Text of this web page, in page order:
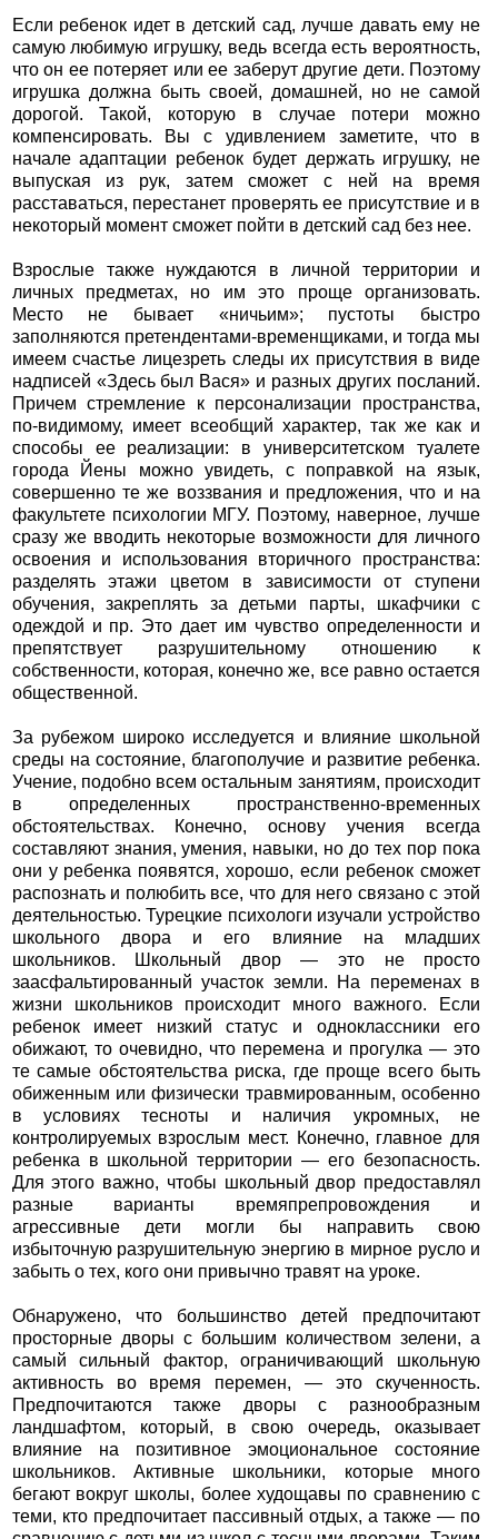
Если ребенок идет в детский сад, лучше давать ему не
самую любимую игрушку, ведь всегда есть вероятность,
что он ее потеряет или ее заберут другие дети. Поэтому
игрушка должна быть своей, домашней, но не самой
дорогой. Такой, которую в случае потери можно
компенсировать. Вы с удивлением заметите, что в
начале адаптации ребенок будет держать игрушку, не
выпуская из рук, затем сможет с ней на время
расставаться, перестанет проверять ее присутствие и в
некоторый момент сможет пойти в детский сад без нее.
Взрослые также нуждаются в личной территории и
личных предметах, но им это проще организовать.
Место не бывает «ничьим»; пустоты быстро
заполняются претендентами-временщиками, и тогда мы
имеем счастье лицезреть следы их присутствия в виде
надписей «Здесь был Вася» и разных других посланий.
Причем стремление к персонализации пространства,
по-видимому, имеет всеобщий характер, так же как и
способы ее реализации: в университетском туалете
города Йены можно увидеть, с поправкой на язык,
совершенно те же воззвания и предложения, что и на
факультете психологии МГУ. Поэтому, наверное, лучше
сразу же вводить некоторые возможности для личного
освоения и использования вторичного пространства:
разделять этажи цветом в зависимости от ступени
обучения, закреплять за детьми парты, шкафчики с
одеждой и пр. Это дает им чувство определенности и
препятствует разрушительному отношению к
собственности, которая, конечно же, все равно остается
общественной.
За рубежом широко исследуется и влияние школьной
среды на состояние, благополучие и развитие ребенка.
Учение, подобно всем остальным занятиям, происходит
в определенных пространственно-временных
обстоятельствах. Конечно, основу учения всегда
составляют знания, умения, навыки, но до тех пор пока
они у ребенка появятся, хорошо, если ребенок сможет
распознать и полюбить все, что для него связано с этой
деятельностью. Турецкие психологи изучали устройство
школьного двора и его влияние на младших
школьников. Школьный двор — это не просто
заасфальтированный участок земли. На переменах в
жизни школьников происходит много важного. Если
ребенок имеет низкий статус и одноклассники его
обижают, то очевидно, что перемена и прогулка — это
те самые обстоятельства риска, где проще всего быть
обиженным или физически травмированным, особенно
в условиях тесноты и наличия укромных, не
контролируемых взрослым мест. Конечно, главное для
ребенка в школьной территории — его безопасность.
Для этого важно, чтобы школьный двор предоставлял
разные варианты времяпрепровождения и
агрессивные дети могли бы направить свою
избыточную разрушительную энергию в мирное русло и
забыть о тех, кого они привычно травят на уроке.
Обнаружено, что большинство детей предпочитают
просторные дворы с большим количеством зелени, а
самый сильный фактор, ограничивающий школьную
активность во время перемен, — это скученность.
Предпочитаются также дворы с разнообразным
ландшафтом, который, в свою очередь, оказывает
влияние на позитивное эмоциональное состояние
школьников. Активные школьники, которые много
бегают вокруг школы, более худощавы по сравнению с
теми, кто предпочитает пассивный отдых, а также — по